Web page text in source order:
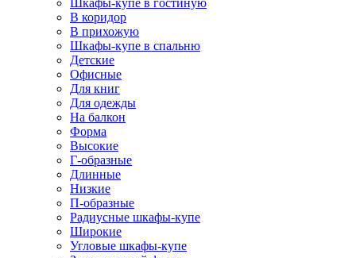
Шкафы-купе в гостиную
В коридор
В прихожую
Шкафы-купе в спальню
Детские
Офисные
Для книг
Для одежды
На балкон
Форма
Высокие
Г-образные
Длинные
Низкие
П-образные
Радиусные шкафы-купе
Широкие
Угловые шкафы-купе